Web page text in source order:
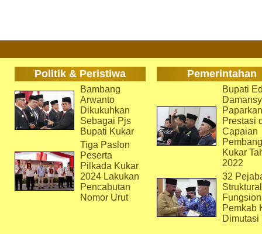
Politik & Peristiwa Pemerintahan
Bambang
Arwanto
Dikukuhkan
Sebagai Pjs
Bupati Kukar
Tiga Paslon
Peserta
Pilkada Kukar
2024 Lakukan
Pencabutan
Nomor Urut
Bupati
Paparkan
Prestasi
Capaian
Kukar
2022
32
Pemkab
Dimutasi